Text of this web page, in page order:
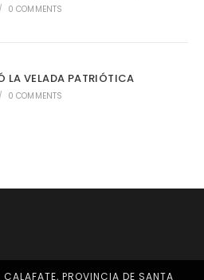
/ 0 COMMENTS
LA VELADA PATRIÓTICA
/ 0 COMMENTS
PROVINCIA DE SANTA